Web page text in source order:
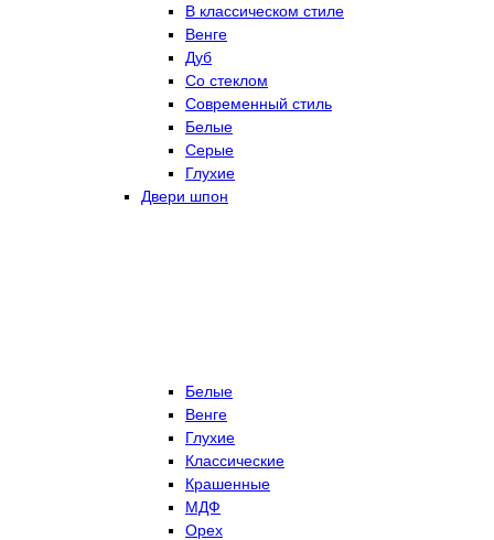
В классическом стиле
Венге
Дуб
Со стеклом
Современный стиль
Белые
Серые
Глухие
Двери шпон
Белые
Венге
Глухие
Классические
Крашенные
МДФ
Орех